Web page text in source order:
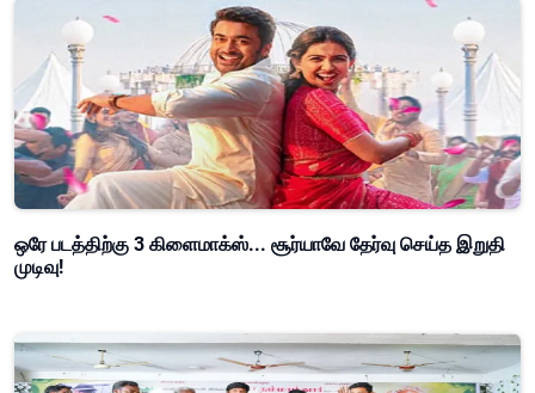
ஒரே படத்திற்கு 3 கிளைமாக்ஸ்... சூர்யாவே தேர்வு செய்த இறுதி
முடிவு!